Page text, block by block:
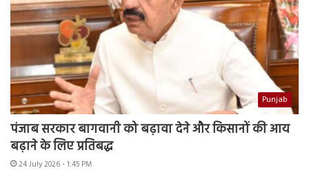
Punjab
पंजाब सरकार बागवानी को बढ़ावा देने और किसानों की आय
बढ़ाने के लिए प्रतिबद्ध
24 July 2026 - 1:45 PM